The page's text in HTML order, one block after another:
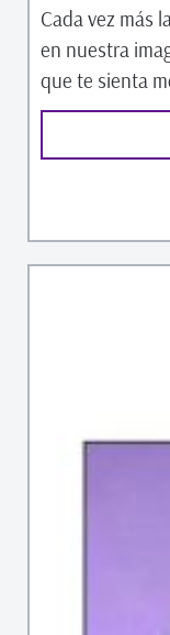
Cada vez más
en nuestra
que te sienta